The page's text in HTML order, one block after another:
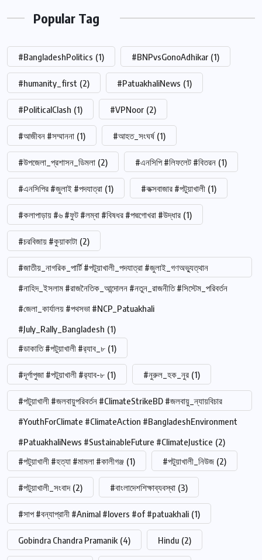
Popular Tag
#BangladeshPolitics (1) #BNPvsGonoAdhikar (1)
#humanity_first (2) #PatuakhaliNews (1)
#PoliticalClash (1) #VPNoor (2)
#আজীবন #সম্মাননা (1) #আহত_সংঘর্ষ (1)
#উপজেলা_প্রশাসন_ডিমলা (2) #এনসিপি #লিফলেট #বিতরন (1)
#এনসিপির #জুলাই #পদযাত্রা (1) #কক্সবাজার #পটুয়াখালী (1)
#কলাপাড়ায় #৬ #ফুট #লম্বা #বিষধর #পদ্মগোখরা #উদ্ধার (1)
#চরবিজায় #কুয়াকাটা (2)
#জাতীয়_নাগরিক_পার্টি #পটুয়াখালী_পদযাত্রা #জুলাই_গণঅভ্যুত্থান
#নাহিদ_ইসলাম #রাজনৈতিক_আন্দোলন #নতুন_রাজনীতি #সিস্টেম_পরিবর্তন
#জেলা_কার্যালয় #পথসভা #NCP_Patuakhali
#July_Rally_Bangladesh (1)
#ডাকাতি #পটুয়াখালী #র‍্যাব_৮ (1)
#দূর্গাপুজা #পটুয়াখালী #র‍্যাব-৮ (1) #নুরুল_হক_নুর (1)
#পটুয়াখালী #জলবায়ুপরিবর্তন #ClimateStrikeBD #জলবায়ু_ন্যায়বিচার
#YouthForClimate #ClimateAction #BangladeshEnvironment
#PatuakhaliNews #SustainableFuture #ClimateJustice (2)
#পটুয়াখালী #হত্যা #মামলা #কালীগঞ্জ (1) #পটুয়াখালী_নিউজ (2)
#পটুয়াখালী_সংবাদ (2) #বাংলাদেশশিক্ষাব্যবস্থা (3)
#সাপ #বন্যাপ্রানী #Animal #lovers #of #patuakhali (1)
Gobindra Chandra Pramanik (4) Hindu (2)